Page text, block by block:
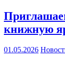
книжную
01.05.2026